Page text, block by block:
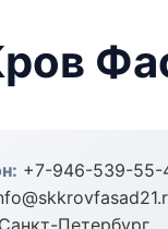
+7-946-539-55-
Санкт-Петербург